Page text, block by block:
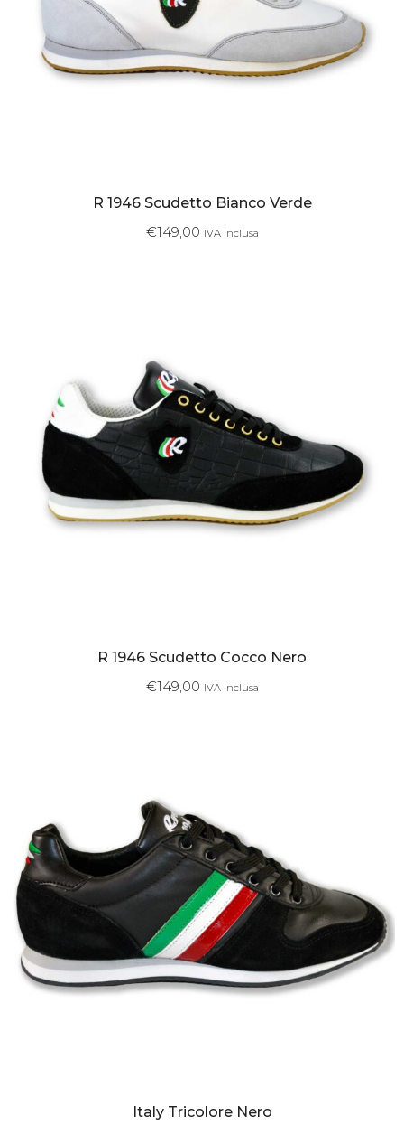
R 1946 Scudetto Bianco Verde
€149,00 IVA Inclusa
R 1946 Scudetto Cocco Nero
€149,00 IVA Inclusa
Italy Tricolore Nero